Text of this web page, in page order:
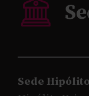
Sede